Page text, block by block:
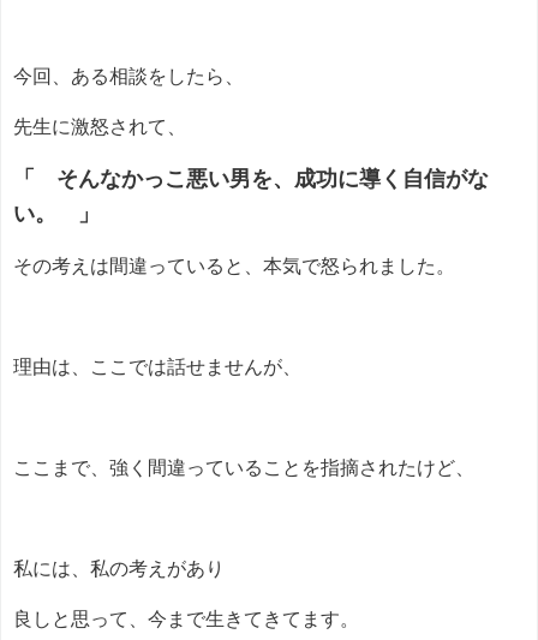
今回、ある相談をしたら、
先生に激怒されて、
「 そんなかっこ悪い男を、成功に導く自信がな
い。 」
その考えは間違っていると、本気で怒られました。
理由は、ここでは話せませんが、
ここまで、強く間違っていることを指摘されたけど、
私には、私の考えがあり
良しと思って、今まで生きてきてます。